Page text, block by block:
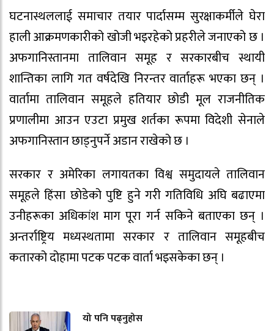
घटनास्थललाई समाचार तयार पार्दासम्म सुरक्षाकर्मीले घेरा
हाली आक्रमणकारीको खोजी भइरहेको प्रहरीले जनाएको छ ।
अफगानिस्तानमा तालिवान समूह र सरकारबीच स्थायी
शान्तिका लागि गत वर्षदेखि निरन्तर वार्ताहरू भएका छन् ।
वार्तामा तालिवान समूहले हतियार छोडी मूल राजनीतिक
प्रणालीमा आउन एउटा प्रमुख शर्तका रूपमा विदेशी सेनाले
अफगानिस्तान छाड्नुपर्ने अडान राखेको छ ।
सरकार र अमेरिका लगायतका विश्व समुदायले तालिवान
समूहले हिंसा छोडेको पुष्टि हुने गरी गतिविधि अघि बढाएमा
उनीहरूका अधिकांश माग पूरा गर्न सकिने बताएका छन् ।
अन्तर्राष्ट्रिय मध्यस्थतामा सरकार र तालिवान समूहबीच
कतारको दोहामा पटक पटक वार्ता भइसकेका छन् ।
यो पनि पढ्नुहोस